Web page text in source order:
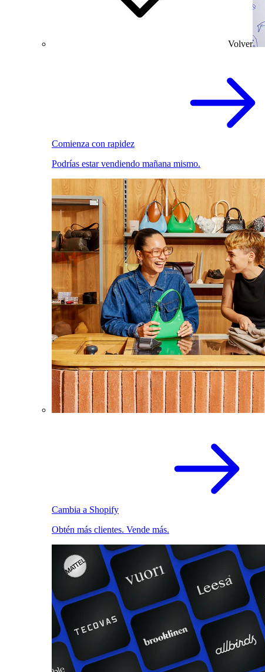
Volver
Comienza con rapidez
Podrías estar vendiendo mañana mismo.
Cambia a Shopify
Obtén más clientes. Vende más.